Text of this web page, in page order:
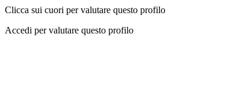
Clicca sui cuori per valutare questo profilo
Accedi per valutare questo profilo